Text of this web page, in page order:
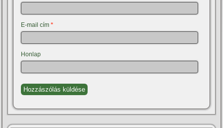
E-mail cím*
Honlap